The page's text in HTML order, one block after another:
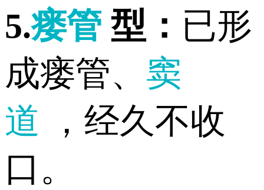
5.瘘管 型： 已形
成瘘管、 窦
道
，经久不收
口。